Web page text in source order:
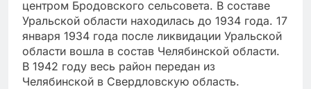
центром Бродовского сельсовета. В составе
Уральской области находилась до 1934 года. 17
января 1934 года после ликвидации Уральской
области вошла в состав Челябинской области.
В 1942 году весь район передан из
Челябинской в Свердловскую область.